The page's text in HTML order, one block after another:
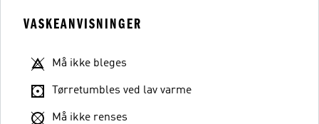
VASKEANVISNINGER
Må ikke bleges
Tørretumbles ved lav varme
Må ikke renses